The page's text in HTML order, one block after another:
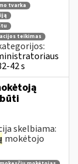
tvarka
teikimas
42 s
skelbiama:
mokėtojo